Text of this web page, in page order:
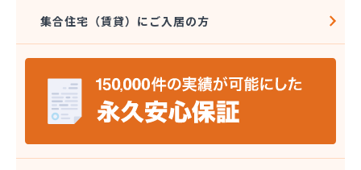
集合住宅（賃貸）にご入居の方